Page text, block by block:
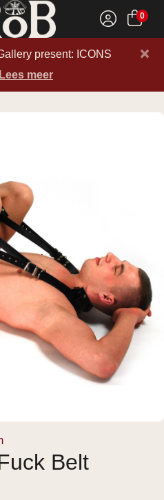
0
present: ICONS
Lees meer
×
Belt